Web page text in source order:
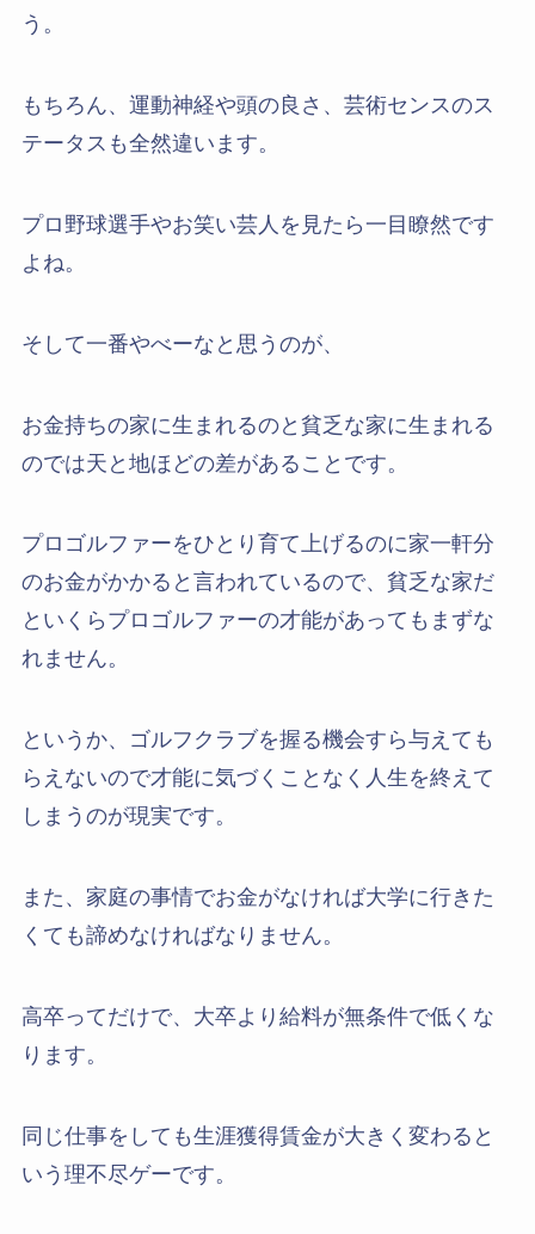
う。
もちろん、運動神経や頭の良さ、芸術センスのス
テータスも全然違います。
プロ野球選手やお笑い芸人を見たら一目瞭然です
よね。
そして一番やべーなと思うのが、
お金持ちの家に生まれるのと貧乏な家に生まれる
のでは天と地ほどの差があることです。
プロゴルファーをひとり育て上げるのに家一軒分
のお金がかかると言われているので、貧乏な家だ
といくらプロゴルファーの才能があってもまずな
れません。
というか、ゴルフクラブを握る機会すら与えても
らえないので才能に気づくことなく人生を終えて
しまうのが現実です。
また、家庭の事情でお金がなければ大学に行きた
くても諦めなければなりません。
高卒ってだけで、大卒より給料が無条件で低くな
ります。
同じ仕事をしても生涯獲得賃金が大きく変わると
いう理不尽ゲーです。